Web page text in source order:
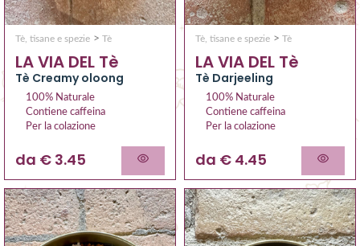
Tè, tisane e spezie > Tè
LA VIA DEL Tè
Tè Creamy oloong
100% Naturale
Contiene caffeina
Per la colazione
da € 3.45
Tè, tisane e spezie > Tè
LA VIA DEL Tè
Tè Darjeeling
100% Naturale
Contiene caffeina
Per la colazione
da € 4.45